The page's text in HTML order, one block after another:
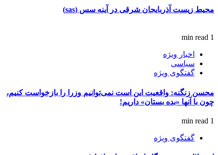
محیط زیست آذربایجان شرقی در آینه سس (sas)
1 min read
اخبار ویژه
سیاسی
گفتگوی ویژه
محسن زنگنه: واقعیت این است نمی‌توانیم وزرا را بازخواست کنیم،
چون با آنها «بده بستان» داریم!
1 min read
گفتگوی ویژه